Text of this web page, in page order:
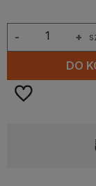
+
-
DO